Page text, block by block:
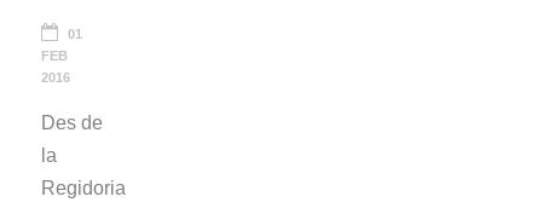
01
FEB
2016
Des de
la
Regidoria